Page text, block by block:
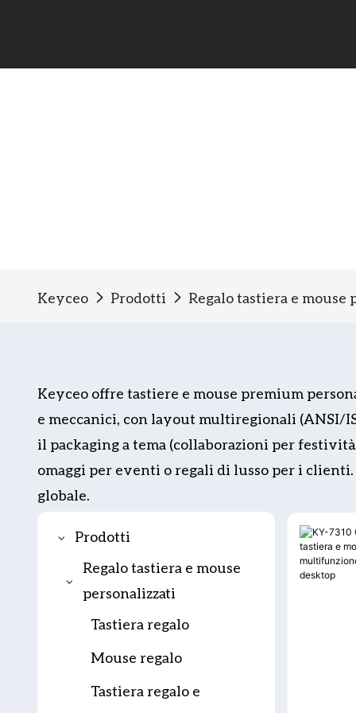
Keyceo Prodotti Regalo tastiera e mouse
Keyceo offre tastiere e mouse premium
e meccanici, con layout multiregionali (ANSI/
il packaging a tema (collaborazioni per
omaggi per eventi o regali di lusso per i
globale.
Prodotti
Regalo tastiera e mouse
personalizzati
Tastiera regalo
Mouse regalo
Tastiera regalo e